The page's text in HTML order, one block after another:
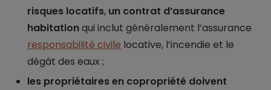
risques locatifs, un contrat d’assurance
habitationqui inclut généralement l’assurance
responsabilité civile locative, l’incendie et le
dégât des eaux ;
les propriétaires en copropriété doivent